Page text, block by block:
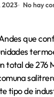
2023 No hay
total de 276
tipo de